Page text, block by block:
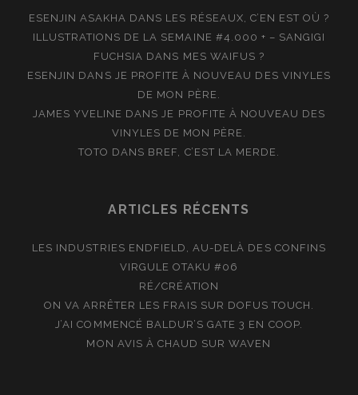
ESENJIN ASAKHA DANS LES RÉSEAUX, C’EN EST OÙ ?
ILLUSTRATIONS DE LA SEMAINE #4.000 + – SANGIGI
FUCHSIA DANS MES WAIFUS ?
ESENJIN DANS JE PROFITE À NOUVEAU DES VINYLES
DE MON PÈRE.
JAMES YVELINE DANSJE PROFITE À NOUVEAU DES
VINYLES DE MON PÈRE.
TOTO DANS BREF, C’EST LA MERDE.
ARTICLES RÉCENTS
LES INDUSTRIES ENDFIELD, AU-DELÀ DES CONFINS
VIRGULE OTAKU #06
RÉ/CRÉATION
ON VA ARRÊTER LES FRAIS SUR DOFUS TOUCH.
J’AI COMMENCÉ BALDUR’S GATE 3 EN COOP.
MON AVIS À CHAUD SUR WAVEN